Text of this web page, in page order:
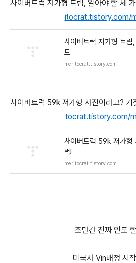
사이버트럭 저가형 트림, 알아야 할 세
itocrat.tistory.com/
사이버트럭 저가형 트림
트
meritocrat.tistory.com
사이버트럭 59k 저가형 사진이라고? 거
tocrat.tistory.com/
사이버트럭 59k 저가형
벅!
meritocrat.tistory.com
조만간 진짜 인도
미국서 Vin배정 시